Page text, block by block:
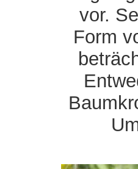
vor.
Form